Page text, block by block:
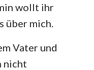
wollt ihr
über mich.
Vater und
nicht